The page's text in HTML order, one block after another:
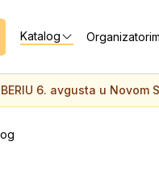
Katalog
6. avgusta u Novom